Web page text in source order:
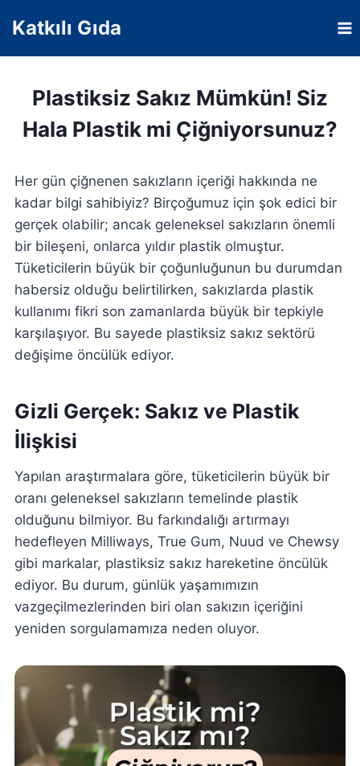
content
Katkılı Gıda
Plastiksiz Sakız Mümkün! Siz
Hala Plastik mi Çiğniyorsunuz?
Her gün çiğnenen sakızların içeriği hakkında ne
kadar bilgi sahibiyiz? Birçoğumuz için şok edici bir
gerçek olabilir; ancak geleneksel sakızların önemli
bir bileşeni, onlarca yıldır plastik olmuştur.
Tüketicilerin büyük bir çoğunluğunun bu durumdan
habersiz olduğu belirtilirken, sakızlarda plastik
kullanımı fikri son zamanlarda büyük bir tepkiyle
karşılaşıyor. Bu sayede plastiksiz sakız sektörü
değişime öncülük ediyor.
Gizli Gerçek: Sakız ve Plastik
İlişkisi
Yapılan araştırmalara göre, tüketicilerin büyük bir
oranı geleneksel sakızların temelinde plastik
olduğunu bilmiyor. Bu farkındalığı artırmayı
hedefleyen Milliways, True Gum, Nuud ve Chewsy
gibi markalar, plastiksiz sakız hareketine öncülük
ediyor. Bu durum, günlük yaşamımızın
vazgeçilmezlerinden biri olan sakızın içeriğini
yeniden sorgulamamıza neden oluyor.